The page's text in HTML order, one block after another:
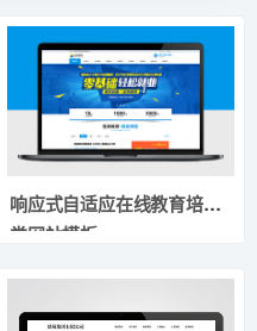
响应式自适应在线教育培训
类网站模板